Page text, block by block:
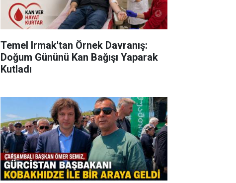
Temel Irmak'tan Örnek Davranış:
Doğum Gününü Kan Bağışı Yaparak
Kutladı